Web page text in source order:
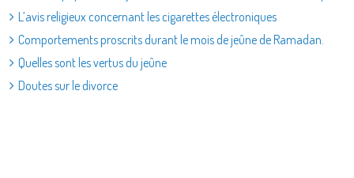
L’avis religieux concernant les cigarettes électroniques
Comportements proscrits durant le mois de jeûne de Ramadan.
Quelles sont les vertus du jeûne
Doutes sur le divorce